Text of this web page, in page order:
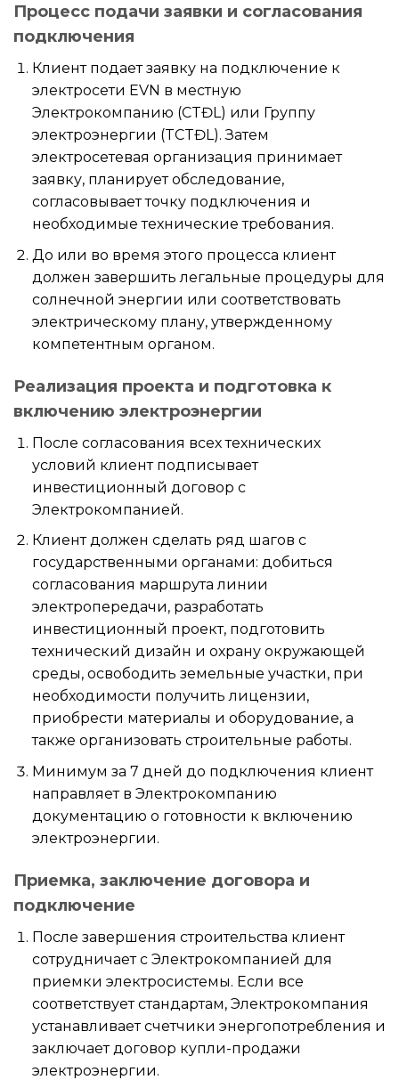
Процесс подачи заявки и согласования
подключения
Клиент подает заявку на подключение к
электросети EVN в местную
Электрокомпанию (CTĐL) или Группу
электроэнергии (TCTĐL). Затем
электросетевая организация принимает
заявку, планирует обследование,
согласовывает точку подключения и
необходимые технические требования.
До или во время этого процесса клиент
должен завершить легальные процедуры для
солнечной энергии или соответствовать
электрическому плану, утвержденному
компетентным органом.
Реализация проекта и подготовка к
включению электроэнергии
После согласования всех технических
условий клиент подписывает
инвестиционный договор с
Электрокомпанией.
Клиент должен сделать ряд шагов с
государственными органами: добиться
согласования маршрута линии
электропередачи, разработать
инвестиционный проект, подготовить
технический дизайн и охрану окружающей
среды, освободить земельные участки, при
необходимости получить лицензии,
приобрести материалы и оборудование, а
также организовать строительные работы.
Минимум за 7 дней до подключения клиент
направляет в Электрокомпанию
документацию о готовности к включению
электроэнергии.
Приемка, заключение договора и
подключение
После завершения строительства клиент
сотрудничает с Электрокомпанией для
приемки электросистемы. Если все
соответствует стандартам, Электрокомпания
устанавливает счетчики энергопотребления и
заключает договор купли-продажи
электроэнергии.